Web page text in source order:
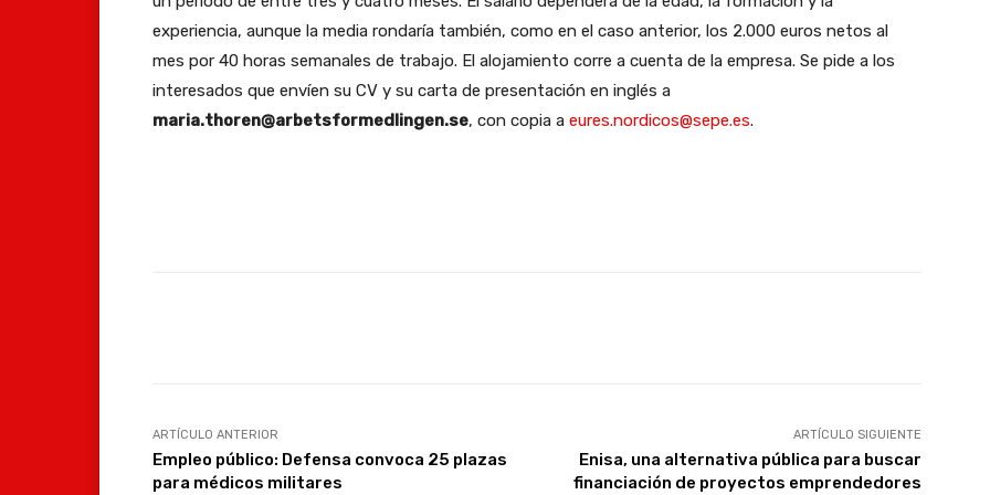
experiencia, aunque la media rondaría también, como en el caso anterior, los 2.000 euros netos al
mes por 40 horas semanales de trabajo. El alojamiento corre a cuenta de la empresa. Se pide a los
interesados que envíen su CV y su carta de presentación en inglés a
maria.thoren@arbetsformedlingen.se, con copia a eures.nordicos@sepe.es.
ARTÍCULO ANTERIOR
Empleo público: Defensa convoca 25 plazas
para médicos militares
ARTÍCULO SIGUIENTE
Enisa, una alternativa pública para buscar
financiación de proyectos emprendedores